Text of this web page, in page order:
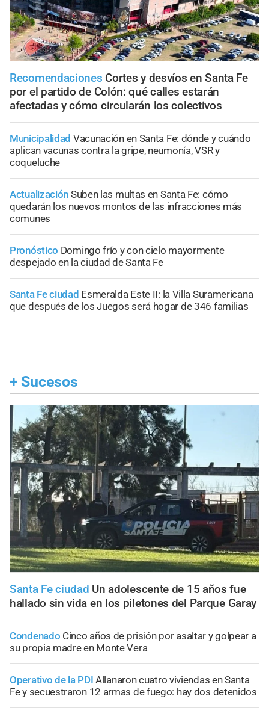
Recomendaciones Cortes y desvíos en Santa Fe
por el partido de Colón: qué calles estarán
afectadas y cómo circularán los colectivos
Municipalidad Vacunación en Santa Fe: dónde y cuándo
aplican vacunas contra la gripe, neumonía, VSR y
coqueluche
Actualización Suben las multas en Santa Fe: cómo
quedarán los nuevos montos de las infracciones más
comunes
Pronóstico Domingo frío y con cielo mayormente
despejado en la ciudad de Santa Fe
Santa Fe ciudad Esmeralda Este II: la Villa Suramericana
que después de los Juegos será hogar de 346 familias
+ Sucesos
Santa Fe ciudad Un adolescente de 15 años fue
hallado sin vida en los piletones del Parque Garay
Condenado Cinco años de prisión por asaltar y golpear a
su propia madre en Monte Vera
Operativo de la PDI Allanaron cuatro viviendas en Santa
Fe y secuestraron 12 armas de fuego: hay dos detenidos